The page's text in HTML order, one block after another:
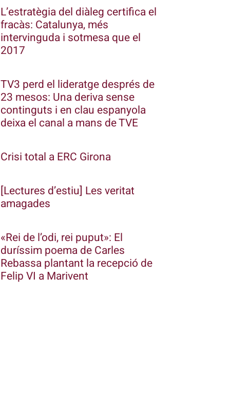
L’estratègia del diàleg certifica el
fracàs: Catalunya, més
intervinguda i sotmesa que el
2017
TV3 perd el lideratge després de
23 mesos: Una deriva sense
continguts i en clau espanyola
deixa el canal a mans de TVE
Crisi total a ERC Girona
[Lectures d’estiu] Les veritat
amagades
«Rei de l’odi, rei puput»: El
duríssim poema de Carles
Rebassa plantant la recepció de
Felip VI a Marivent